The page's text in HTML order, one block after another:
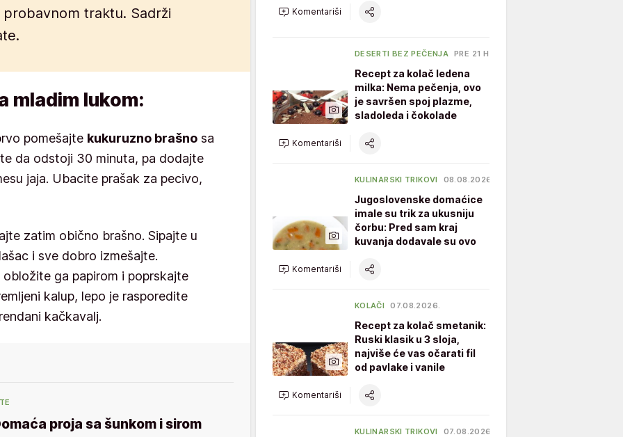
traktu. Sadrži
mladim lukom:
pomešajte kukuruzno brašno sa
da odstoji 30 minuta, pa dodajte
jaja. Ubacite prašak za pecivo,
zatim obično brašno. Sipajte u
i sve dobro izmešajte.
ga papirom i poprskajte
kalup, lepo je rasporedite
kačkavalj.
proja sa šunkom i sirom
Komentariši
DESERTI BEZ PEČENJA PRE 21 H
Recept za kolač ledena
milka: Nema pečenja, ovo
je savršen spoj plazme,
sladoleda i čokolade
Komentariši
KULINARSKI TRIKOVI 08.08.2026.
Jugoslovenske domaćice
imale su trik za ukusniju
čorbu: Pred sam kraj
kuvanja dodavale su ovo
Komentariši
KOLAČI 07.08.2026.
Recept za kolač smetanik:
Ruski klasik u 3 sloja,
najviše će vas očarati fil
od pavlake i vanile
Komentariši
KULINARSKI TRIKOVI 07.08.2026.